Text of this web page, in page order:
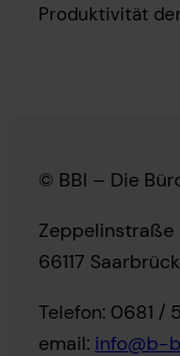
Produktivität
© BBI – Die
Zeppelinstraße
66117
Telefon: 0681 /
email: info@b-